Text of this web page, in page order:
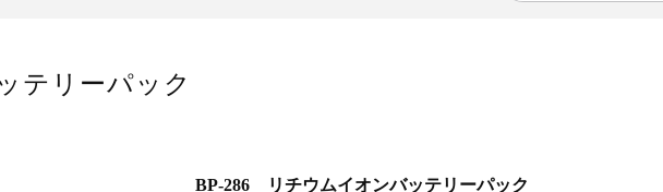
キャンペーン15%off
テリーパック
BP-286 リチウムイオンバッテリーパック